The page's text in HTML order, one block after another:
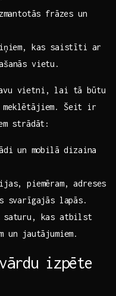
frāzes un
kas saistīti ar
vietu.
vietni, lai tā būtu
meklētājiem. Šeit ir
strādāt:
un mobilā dizaina
piemēram, adreses
svarīgajās lapās.
saturu, kas​ atbilst
‌un⁢ jautājumiem.
izpēte